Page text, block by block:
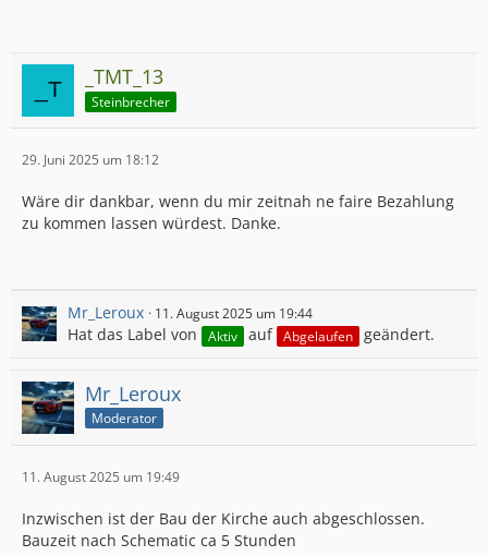
_TMT_13
Steinbrecher
29. Juni 2025 um 18:12
Wäre dir dankbar, wenn du mir zeitnah ne faire Bezahlung
zu kommen lassen würdest. Danke.
Mr_Leroux 11. August 2025 um 19:44
Hat das Label von Aktiv auf Abgelaufen geändert.
Mr_Leroux
Moderator
11. August 2025 um 19:49
Inzwischen ist der Bau der Kirche auch abgeschlossen.
Bauzeit nach Schematic ca 5 Stunden